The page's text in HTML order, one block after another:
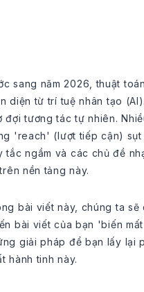
sang năm 2026, thuật
diện từ trí tuệ nhân tạo
đợi tương tác tự nhiên.
'reach' (lượt tiếp cận) sụt
tắc ngầm và các chủ đề
nền tảng này.
bài viết này, chúng ta
bài viết của bạn 'biến
giải pháp để bạn lấy lại
hành tinh này.